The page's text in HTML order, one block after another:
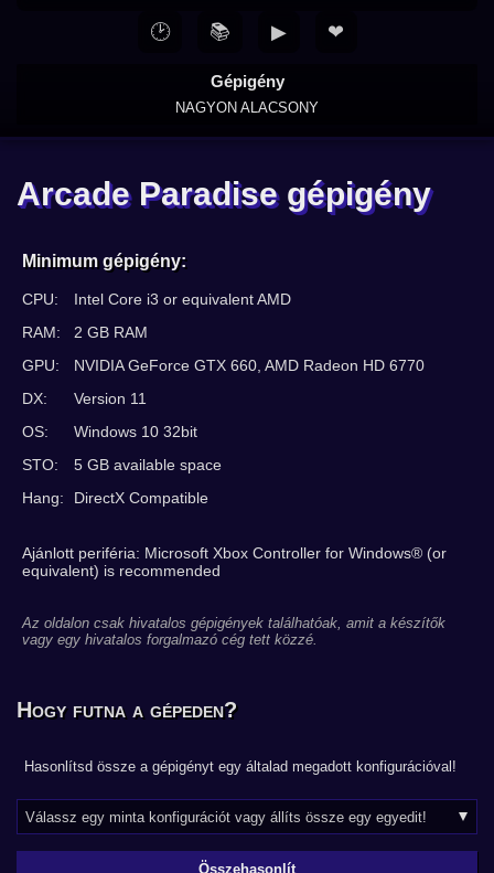
Gépigény
NAGYON ALACSONY
🕑 📚 ▶ ❤
Arcade Paradise gépigény
Minimum gépigény:
CPU:
Intel Core i3 or equivalent AMD
RAM:
2 GB RAM
GPU:
NVIDIA GeForce GTX 660, AMD Radeon HD 6770
DX:
Version 11
OS:
Windows 10 32bit
STO:
5 GB available space
Hang:
DirectX Compatible
Ajánlott periféria: Microsoft Xbox Controller for Windows® (or
equivalent) is recommended
Az oldalon csak hivatalos gépigények találhatóak, amit a készítők
vagy egy hivatalos forgalmazó cég tett közzé.
Hogy futna a gépeden?
Hasonlítsd össze a gépigényt egy általad megadott konfigurációval!